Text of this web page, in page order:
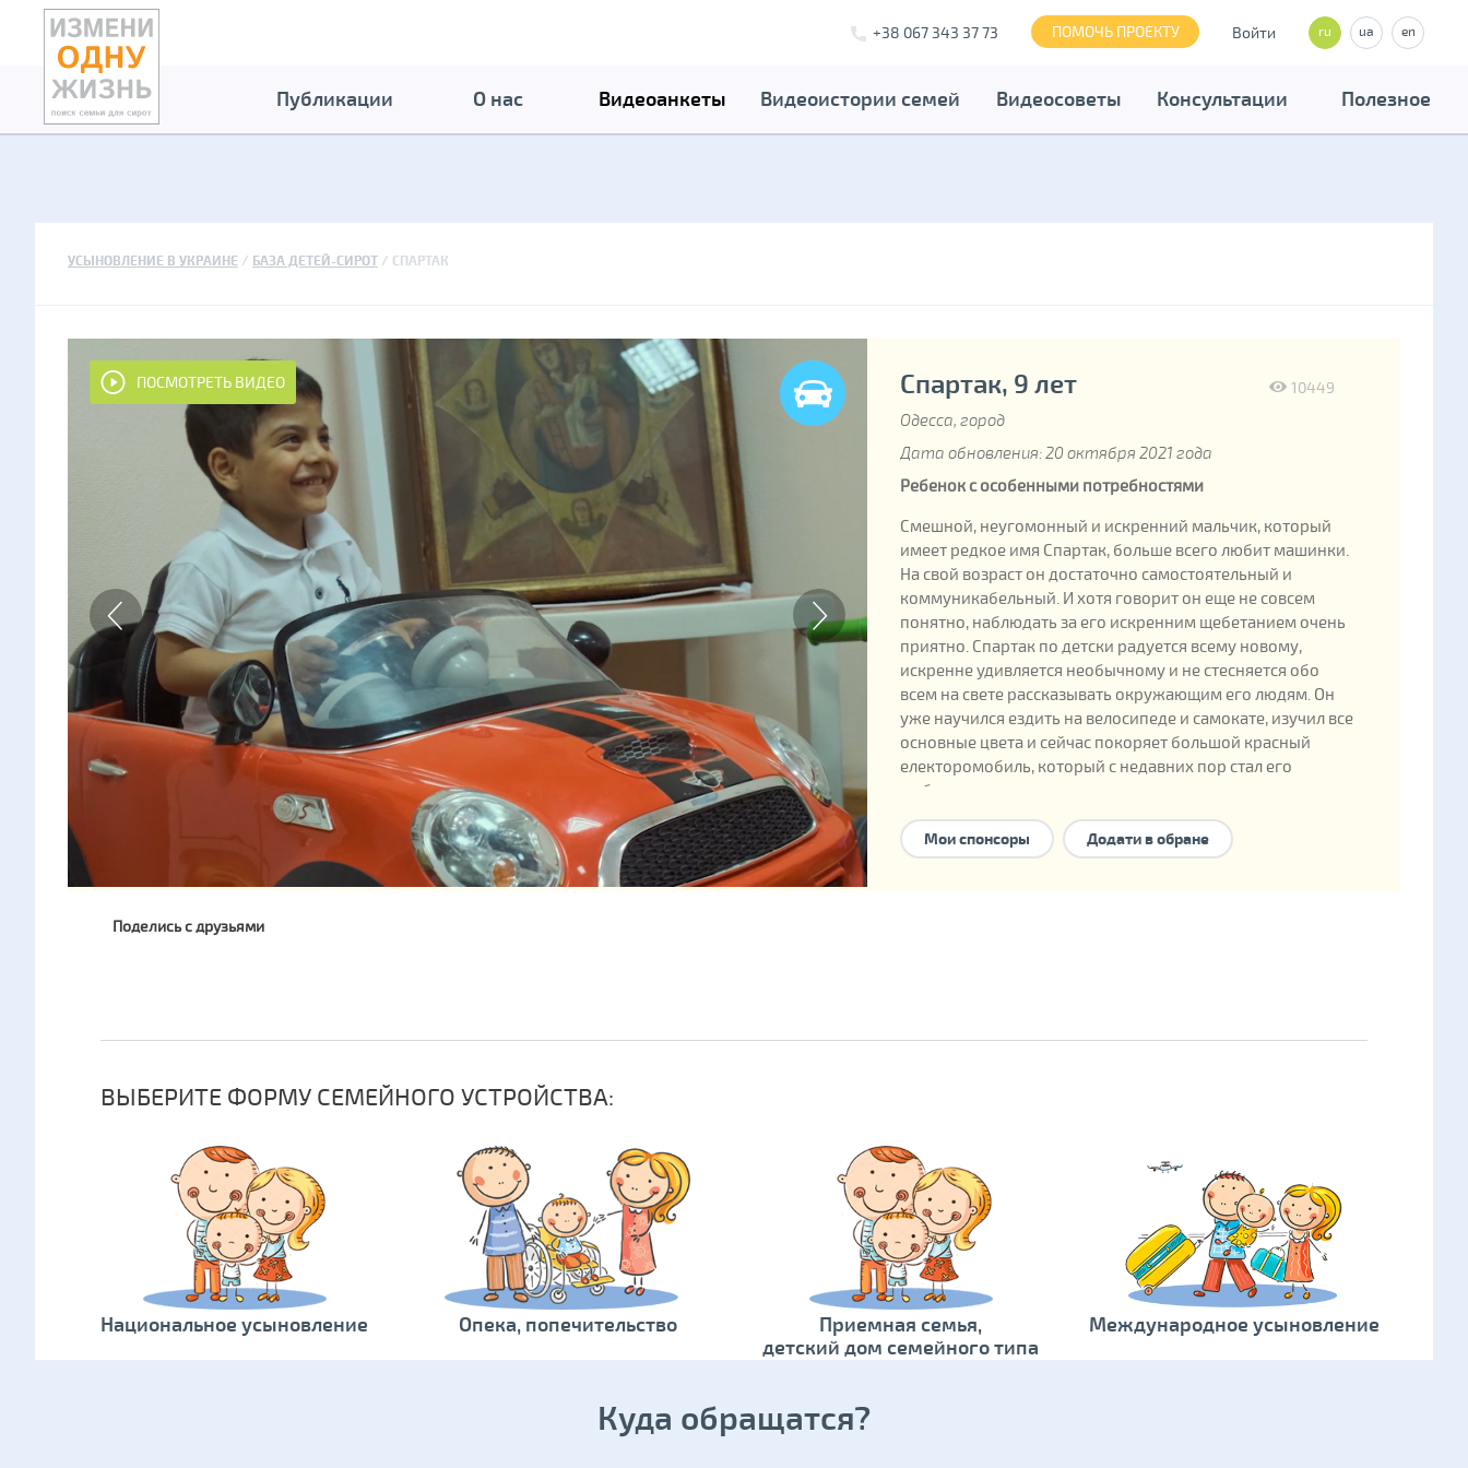
+38 067 343 37 73 ПОМОЧЬ ПРОЕКТУ Войти ru ua en
Публикации О нас Видеоанкеты Видеоистории семей Видеосоветы Консультации Полезное
УСЫНОВЛЕНИЕ В УКРАИНЕ БАЗА ДЕТЕЙ-СИРОТ СПАРТАК
ПОСМОТРЕТЬ ВИДЕО 10449
Спартак, 9 лет
Одесса, город
Дата обновления: 20 октября 2021 года
Ребенок с особенными потребностями
Смешной, неугомонный и искренний мальчик, который
имеет редкое имя Спартак, больше всего любит машинки.
На свой возраст он достаточно самостоятельный и
коммуникабельный. И хотя говорит он еще не совсем
понятно, наблюдать за его искренним щебетанием очень
приятно. Спартак по детски радуется всему новому,
искренне удивляется необычному и не стесняется обо
всем на свете рассказывать окружающим его людям. Он
уже научился ездить на велосипеде и самокате, изучил все
основные цвета и сейчас покоряет большой красный
електоромобиль, который с недавних пор стал его
любимым.
семейного типа.
Мои спонсоры Додати в обране
Поделись с друзьями
ВЫБЕРИТЕ ФОРМУ СЕМЕЙНОГО УСТРОЙСТВА:
Национальное усыновление Опека, попечительство
Приемная семья,
детский дом семейного типа
Международное усыновление
Куда обращатся?